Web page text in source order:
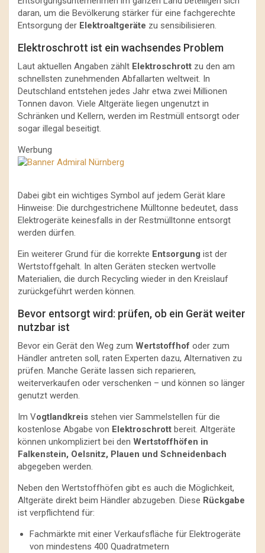
daran, um die Bevölkerung stärker für eine fachgerechte
Entsorgung der Elektroaltgeräte zu sensibilisieren.
Elektroschrott ist ein wachsendes Problem
Laut aktuellen Angaben zählt Elektroschrott zu den am
schnellsten zunehmenden Abfallarten weltweit. In
Deutschland entstehen jedes Jahr etwa zwei Millionen
Tonnen davon. Viele Altgeräte liegen ungenutzt in
Schränken und Kellern, werden im Restmüll entsorgt oder
sogar illegal beseitigt.
Werbung
Dabei gibt ein wichtiges Symbol auf jedem Gerät klare
Hinweise: Die durchgestrichene Mülltonne bedeutet, dass
Elektrogeräte keinesfalls in der Restmülltonne entsorgt
werden dürfen.
Ein weiterer Grund für die korrekte Entsorgung ist der
Wertstoffgehalt. In alten Geräten stecken wertvolle
Materialien, die durch Recycling wieder in den Kreislauf
zurückgeführt werden können.
Bevor entsorgt wird: prüfen, ob ein Gerät weiter
nutzbar ist
Bevor ein Gerät den Weg zum Wertstoffhof oder zum
Händler antreten soll, raten Experten dazu, Alternativen zu
prüfen. Manche Geräte lassen sich reparieren,
weiterverkaufen oder verschenken – und können so länger
genutzt werden.
Im Vogtlandkreis stehen vier Sammelstellen für die
kostenlose Abgabe von Elektroschrott bereit. Altgeräte
können unkompliziert bei den Wertstoffhöfen in
Falkenstein, Oelsnitz, Plauen und Schneidenbach
abgegeben werden.
Neben den Wertstoffhöfen gibt es auch die Möglichkeit,
Altgeräte direkt beim Händler abzugeben. Diese Rückgabe
ist verpflichtend für:
Fachmärkte mit einer Verkaufsfläche für Elektrogeräte
von mindestens 400 Quadratmetern